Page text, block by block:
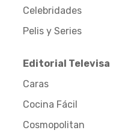
Celebridades
Pelis y Series
Editorial Televisa
Caras
Cocina Fácil
Cosmopolitan